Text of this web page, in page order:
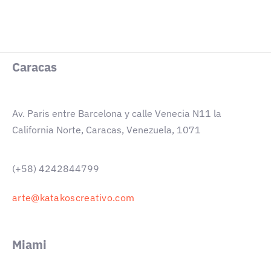
Caracas
Av. Paris entre Barcelona y calle Venecia N11 la
California Norte, Caracas, Venezuela, 1071
(+58) 4242844799
arte@katakoscreativo.com
Miami